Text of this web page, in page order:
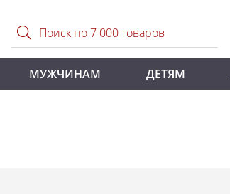
МУЖЧИНАМ ДЕТЯМ